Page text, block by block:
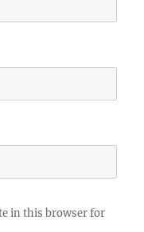
in this browser for